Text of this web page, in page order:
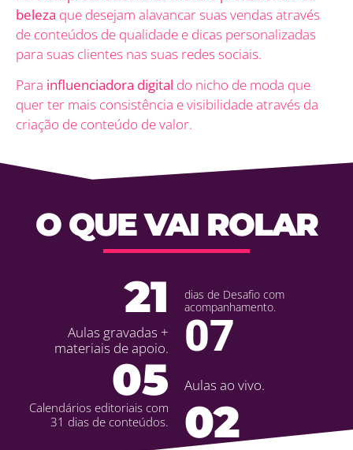
beleza que desejam alavancar suas vendas através
de conteúdos de qualidade e dicas personalizadas
para suas clientes nas suas redes sociais.
Para influenciadora digital do nicho de moda que
quer ter mais consistência e visibilidade através da
criação de conteúdo de valor.
O QUE VAI ROLAR
21
dias de Desafio com
acompanhamento.
Aulas gravadas +
materiais de apoio.
07
05 Aulas ao vivo.
Calendários editoriais com
31 dias de conteúdos.
02